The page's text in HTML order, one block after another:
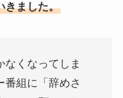
きました。
なくなってしま
番組に「辞めさ